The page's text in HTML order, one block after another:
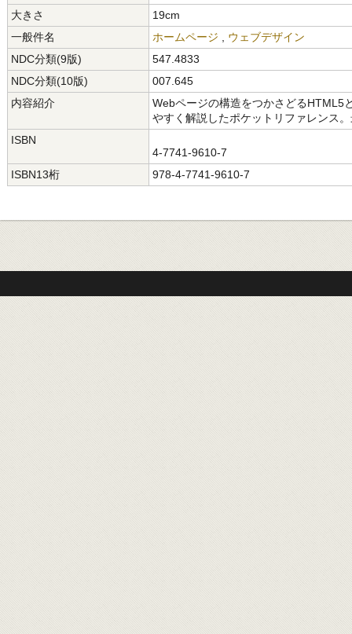
大きさ
19cm
一般件名
ホームページ
ウェブデザイン
NDC分類(9版)
547.4833
NDC分類(10版)
007.645
内容紹介
Webページの構造をつかさどるHTML5
やすく解説したポケットリファレンス
ISBN
4-7741-9610-7
ISBN13桁
978-4-7741-9610-7